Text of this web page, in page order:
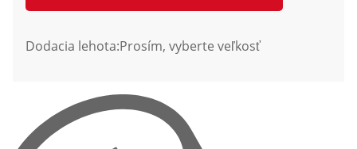
Dodacia lehota:Prosím, vyberte veľkosť